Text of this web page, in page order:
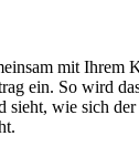
mit Ihrem
ein. So wird
sieht, wie sich der